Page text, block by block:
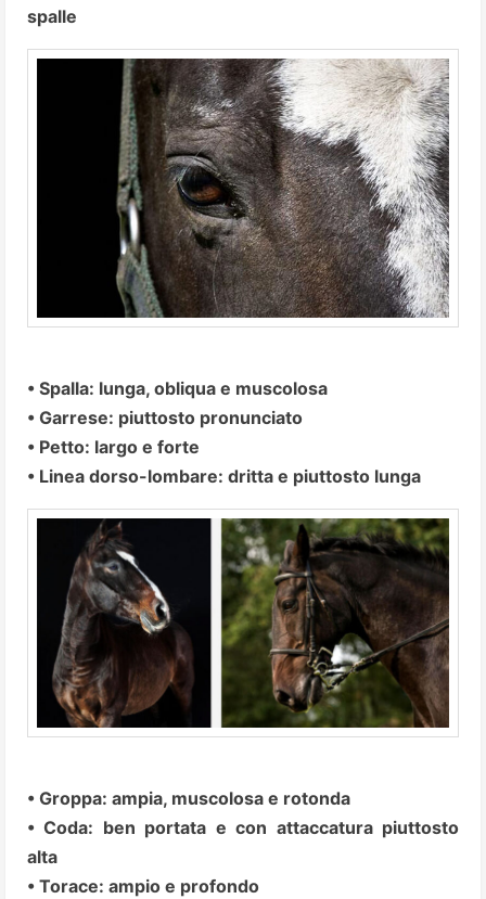
spalle
• Spalla: lunga, obliqua e muscolosa
• Garrese: piuttosto pronunciato
• Petto: largo e forte
• Linea dorso-lombare: dritta e piuttosto lunga
• Groppa: ampia, muscolosa e rotonda
• Coda: ben portata e con attaccatura piuttosto
alta
• Torace: ampio e profondo